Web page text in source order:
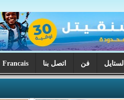
الستايل فن اتصل بنا Francais